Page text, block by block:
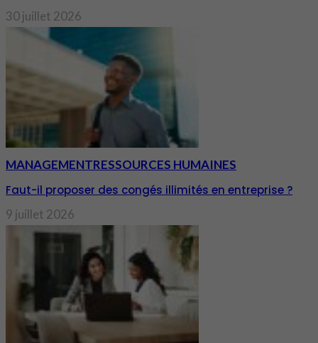
30 juillet 2026
MANAGEMENTRESSOURCES HUMAINES
Faut-il proposer des congés illimités en entreprise ?
9 juillet 2026